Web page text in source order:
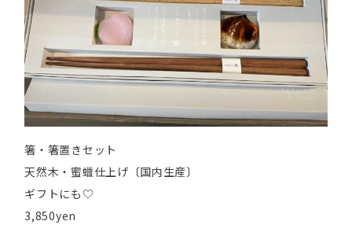
箸・箸置きセット
天然木・蜜蠟仕上げ〔国内生産〕
ギフトにも♡
3,850yen